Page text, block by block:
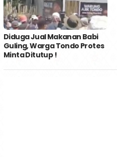
Diduga Jual Makanan Babi
Guling, Warga Tondo Protes
Minta Ditutup !